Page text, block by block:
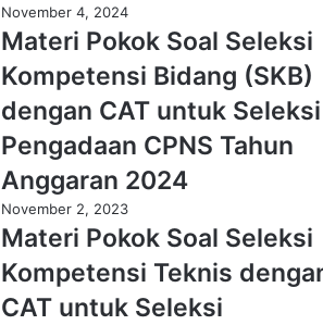
November 4, 2024
Materi Pokok Soal Seleksi
Kompetensi Bidang (SKB)
dengan CAT untuk Seleksi
Pengadaan CPNS Tahun
Anggaran 2024
November 2, 2023
Materi Pokok Soal Seleksi
Kompetensi Teknis
CAT untuk Seleksi